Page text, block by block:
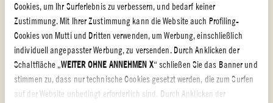
Cookies, um Ihr Surferlebnis zu verbessern, und bedarf keiner
Zustimmung. Mit Ihrer Zustimmung kann die Website auch Profiling-
Cookies von Mutti und Dritten verwenden, um Werbung, einschließlich
individuell angepasster Werbung, zu versenden. Durch Anklicken der
Schaltfläche „WEITER OHNE ANNEHMEN X“ schließen Sie das Banner und
stimmen zu, dass nur technische Cookies gesetzt werden, die zum Surfen
auf der Website unbedingt erforderlich sind. Durch Anklicken der
Passierte Tomaten
ITALIENISCHE TOMATENSUPPE